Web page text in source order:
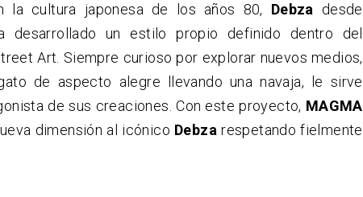
la cultura japonesa de los años 80, Debza desde
desarrollado un estilo propio definido dentro del
Art. Siempre curioso por explorar nuevos medios,
de aspecto alegre llevando una navaja, le sirve
de sus creaciones. Con este proyecto, MAGMA
dimensión al icónico Debza respetando fielmente